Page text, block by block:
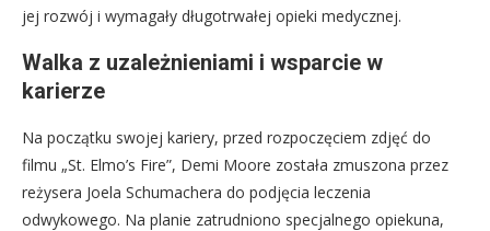
jej rozwój i wymagały długotrwałej opieki medycznej.
Walka z uzależnieniami i wsparcie w
karierze
Na początku swojej kariery, przed rozpoczęciem zdjęć do
filmu „St. Elmo’s Fire”, Demi Moore została zmuszona przez
reżysera Joela Schumachera do podjęcia leczenia
odwykowego. Na planie zatrudniono specjalnego opiekuna,